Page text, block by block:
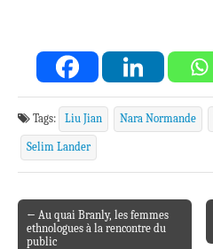
Tags: Liu Jian Nara Normande
Selim Lander
Post navigation
← Au quai Branly, les femmes
ethnologues à la rencontre du
public